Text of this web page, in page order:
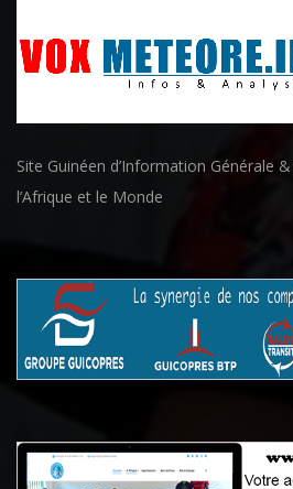
Site Guinéen d’Information Générale
l’Afrique et le Monde